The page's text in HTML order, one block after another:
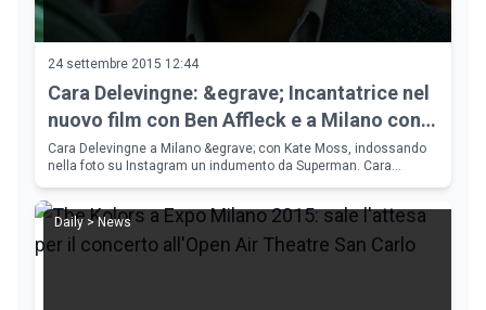
24 settembre 2015 12:44
Cara Delevingne: &egrave; Incantatrice nel
nuovo film con Ben Affleck e a Milano con
Kate Moss diviene Superman
Cara Delevingne a Milano &egrave; con Kate Moss, indossando
nella foto su Instagram un indumento da Superman. Cara
&quot;Suicide Squa
Daily > News